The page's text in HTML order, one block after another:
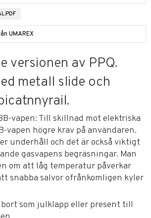
UMAREX
versionen av PPQ.
metall slide och
vapen: Till skillnad mot elektriska
vapen högre krav på användaren.
underhåll och det är också viktigt
gasvapens begräsningar. Man
om att låg temperatur påverkar
snabba salvor ofrånkomligen kyler
som julklapp eller present till